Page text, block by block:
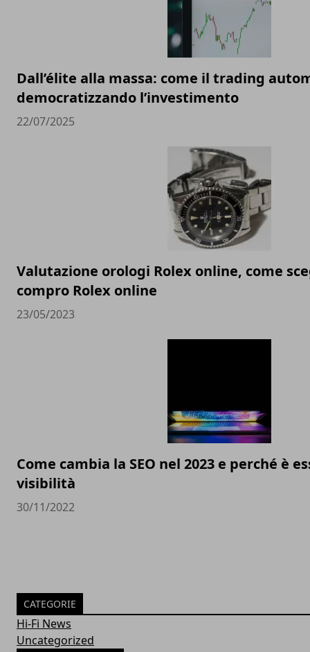
Dall’élite alla massa: come il trading
democratizzando l’investimento
22/07/2025
Valutazione orologi Rolex online, come
compro Rolex online
23/05/2023
Come cambia la SEO nel 2023 e perché è
visibilità
30/11/2022
CATEGORIE
Hi-Fi News
Uncategorized